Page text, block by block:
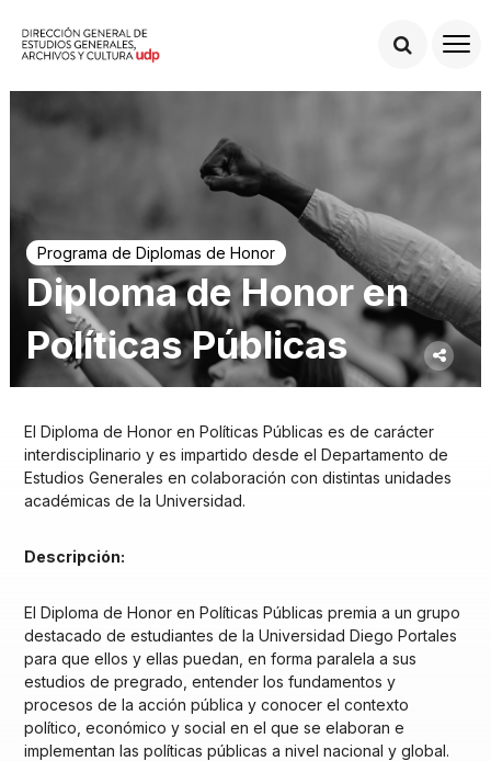
Programa de Diplomas de Honor
Diploma de Honor en
Políticas Públicas
El Diploma de Honor en Políticas Públicas es de carácter
interdisciplinario y es impartido desde el Departamento de
Estudios Generales en colaboración con distintas unidades
académicas de la Universidad.
Descripción:
El Diploma de Honor en Políticas Públicas premia a un grupo
destacado de estudiantes de la Universidad Diego Portales
para que ellos y ellas puedan, en forma paralela a sus
estudios de pregrado, entender los fundamentos y
procesos de la acción pública y conocer el contexto
político, económico y social en el que se elaboran e
implementan las políticas públicas a nivel nacional y global.